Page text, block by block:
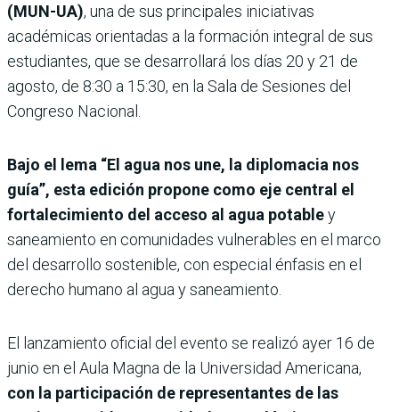
(MUN-UA), una de sus principales iniciativas
académicas orientadas a la formación integral de sus
estudiantes, que se desarrollará los días 20 y 21 de
agosto, de 8:30 a 15:30, en la Sala de Sesiones del
Congreso Nacional.
Bajo el lema “El agua nos une, la diplomacia nos
guía”, esta edición propone como eje central el
fortalecimiento del acceso al agua potabley
saneamiento en comunidades vulnerables en el marco
del desarrollo sostenible, con especial énfasis en el
derecho humano al agua y saneamiento.
El lanzamiento oficial del evento se realizó ayer 16 de
junio en el Aula Magna de la Universidad Americana,
con la participación de representantes de las